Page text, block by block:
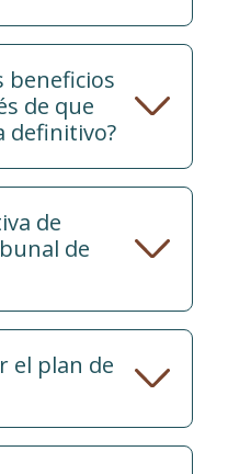
beneficios
de que
definitivo?
de
de
el plan de